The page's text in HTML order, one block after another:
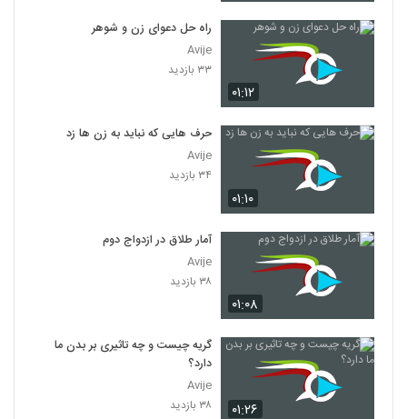
۰۱:۱۲
راه حل دعوای زن و شوهر
Avije
۳۳ بازدید
۰۱:۱۰
حرف هایی که نباید به زن ها زد
Avije
۳۴ بازدید
۰۱:۰۸
آمار طلاق در ازدواج دوم
Avije
۳۸ بازدید
۰۱:۲۶
گریه چیست و چه تاثیری بر بدن ما
دارد؟
Avije
۳۸ بازدید